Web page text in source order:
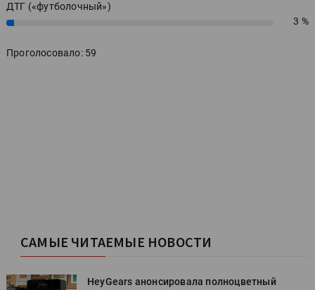
ДТГ («футболочный»)
3% 3 %
Проголосовало: 59
САМЫЕ ЧИТАЕМЫЕ НОВОСТИ
HeyGears анонсировала полноцветный